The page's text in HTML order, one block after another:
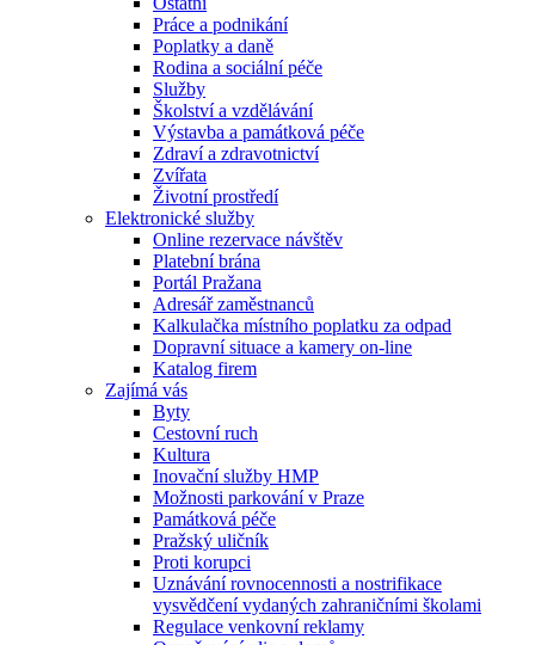
Práce a podnikání
Poplatky a daně
Rodina a sociální péče
Služby
Školství a vzdělávání
Výstavba a památková péče
Zdraví a zdravotnictví
Zvířata
Životní prostředí
Elektronické služby
Online rezervace návštěv
Platební brána
Portál Pražana
Adresář zaměstnanců
Kalkulačka místního poplatku za odpad
Dopravní situace a kamery on-line
Katalog firem
Zajímá vás
Byty
Cestovní ruch
Kultura
Inovační služby HMP
Možnosti parkování v Praze
Památková péče
Pražský uličník
Proti korupci
Uznávání rovnocennosti a nostrifikace
vysvědčení vydaných zahraničními školami
Regulace venkovní reklamy